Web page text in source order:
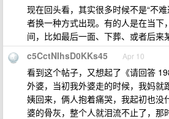
现在回头看，其实很多时候不是“不
者换一种方式出现。有的人是在当下
间，比如最后一面、下葬、或者后来
c5CctNIhsD0KKs45 Apr 10
看到这个帖子，又想起了《请回答
外婆，当初我外婆走的时候，我妈就
姨回来，俩人抱着痛哭，我起初也没
婆的骨灰，整个人就泪流不止了，那